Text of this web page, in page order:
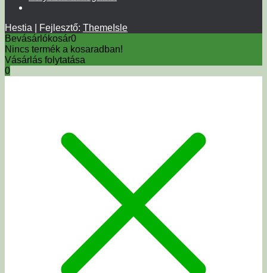
Hestia | Fejlesztő: ThemeIsle
Bevásárlókosár0
Nincs termék a kosaradban!
Vásárlás folytatása
0